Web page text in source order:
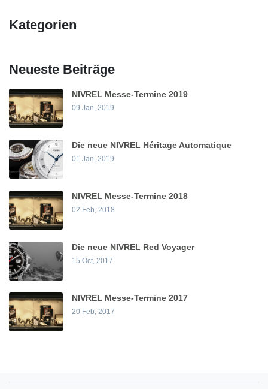
Kategorien
Neueste Beiträge
NIVREL Messe-Termine 2019
09 Jan, 2019
Die neue NIVREL Héritage Automatique
01 Jan, 2019
NIVREL Messe-Termine 2018
02 Feb, 2018
Die neue NIVREL Red Voyager
15 Oct, 2017
NIVREL Messe-Termine 2017
20 Feb, 2017